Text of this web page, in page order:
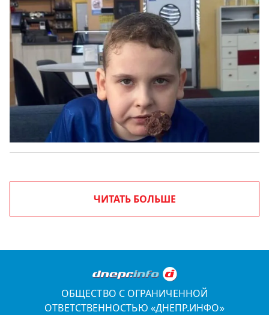
ЧИТАТЬ БОЛЬШЕ
ОБЩЕСТВО С ОГРАНИЧЕННОЙ
ОТВЕТСТВЕННОСТЬЮ «ДНЕПР.ИНФО»